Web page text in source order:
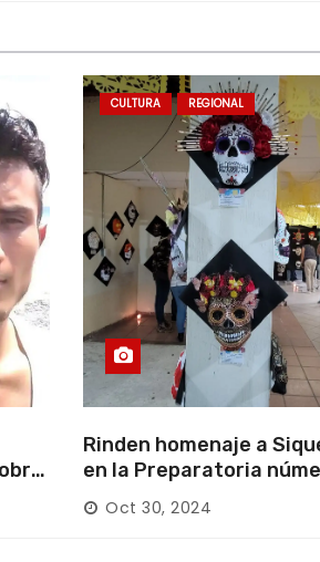
CULTURA REGIONAL
Rinden homenaje a
en la Preparatoria
Oct 30, 2024